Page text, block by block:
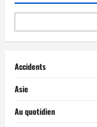
Accidents
Asie
Au quotidien